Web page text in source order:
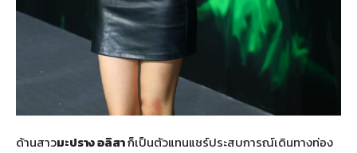
ด้านสาวมะปราง อลิสาก็เป็นตัวแทนแชร์ประสบการณ์เดินทางท่อง